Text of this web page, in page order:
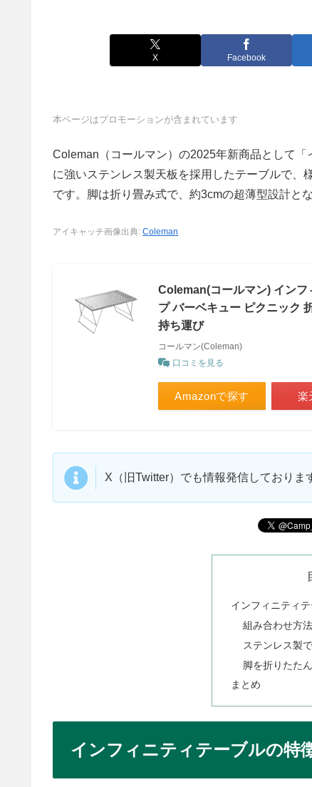
X Facebook
本ページはプロモーションが含まれています
Coleman（コールマン）の2025年新商品として
に強いステンレス製天板を採用したテーブルで、
です。脚は折り畳み式で、約3cmの超薄型設計と
アイキャッチ画像出典: Coleman
Coleman(コールマン) インフ
プ バーベキュー ピクニック
持ち運び
コールマン(Coleman)
口コミを見る
Amazonで探す 楽
X（旧Twitter）でも情報発信しておりま
インフィニティ
組み合わせ方
ステンレス製
脚を折りたた
まとめ
インフィニティテーブルの特